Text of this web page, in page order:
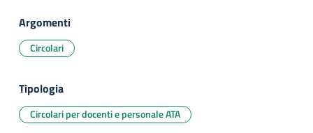
Argomenti
Circolari
Tipologia
Circolari per docenti e personale ATA